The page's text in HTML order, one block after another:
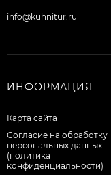
info@kuhnitur.ru
ИНФОРМАЦИЯ
Карта сайта
Согласие на обработку
персональных данных
(политика
конфиденциальности)